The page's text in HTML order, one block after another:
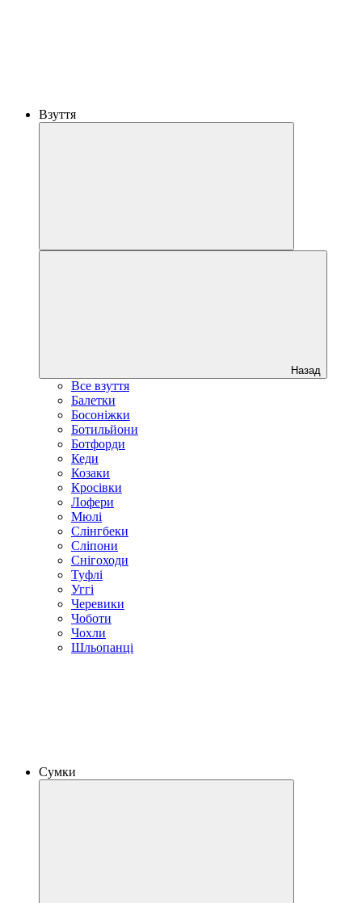
Взуття
Назад
Все взуття
Балетки
Босоніжки
Ботильйони
Ботфорди
Кеди
Козаки
Кросівки
Лофери
Мюлі
Слінгбеки
Сліпони
Снігоходи
Туфлі
Уггі
Черевики
Чоботи
Чохли
Шльопанці
Сумки